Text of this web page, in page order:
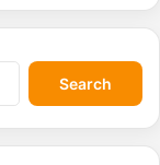
S
e
a
r